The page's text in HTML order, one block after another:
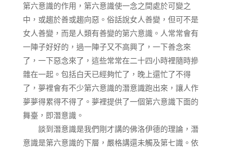
第六意識的作用，第六意識使一念之間處於可變之
中，或趨於善或趨向惡。俗話說女人善變，但可不是
女人善變，而是人類有善變的第六意識。人常常會有
一陣子好好的，過一陣子又不高興了，一下善念來
了，一下惡念來了，這些常常在二十四小時裡隨時摻
雜在一起。包括白天已經夠忙了，晚上還忙了不得
了，夢裡會有不少第六意識的潛意識跑出來，讓人作
夢夢得累得不得了。夢裡提供了一個第六意識下面的
舞臺，即潛意識。
談到潛意識是我們剛才講的佛洛伊德的理論，潛
意識是第六意識的下層，嚴格講還未觸及第七識。依